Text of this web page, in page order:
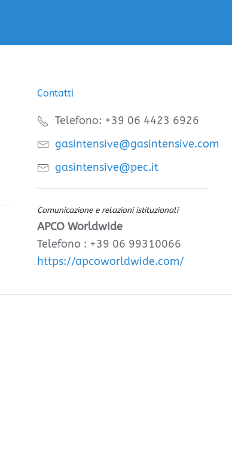
Contatti
Telefono: +39 06 4423 6926
gasintensive@gasintensive.com
gasintensive@pec.it
Comunicazione e relazioni istituzionali
APCO Worldwide
Telefono : +39 06 99310066
https://apcoworldwide.com/